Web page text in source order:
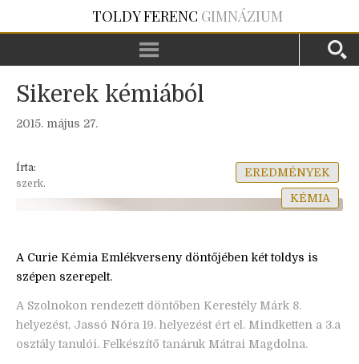
TOLDY FERENC GIMNÁZIUM
Sikerek kémiából
2015. május 27.
Írta:
szerk.
EREDMÉNYEK
KÉMIA
A Curie Kémia Emlékverseny döntőjében két toldys is
szépen szerepelt.
A Szolnokon rendezett döntőben Kerestély Márk 8.
helyezést, Jassó Nóra 19. helyezést ért el. Mindketten a 3.a
osztály tanulói. Felkészítő tanáruk Mátrai Magdolna.